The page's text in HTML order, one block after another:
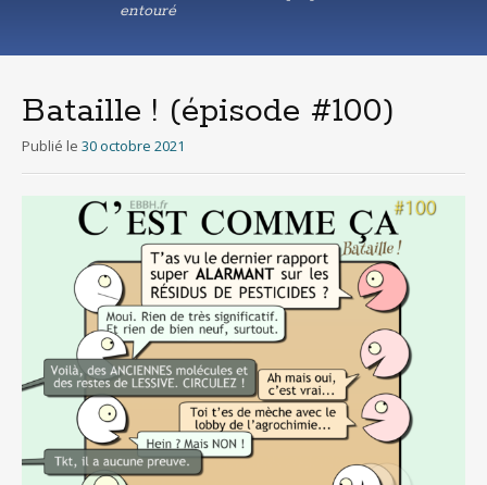
entouré
principal
Bataille ! (épisode #100)
Publié le 30 octobre 2021